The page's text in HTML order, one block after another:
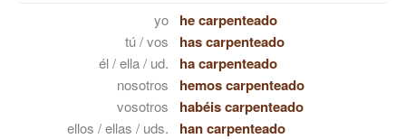
yo he carpenteado
tú / vos has carpenteado
él / ella / ud. ha carpenteado
nosotros hemos carpenteado
vosotros habéis carpenteado
ellos / ellas / uds. han carpenteado